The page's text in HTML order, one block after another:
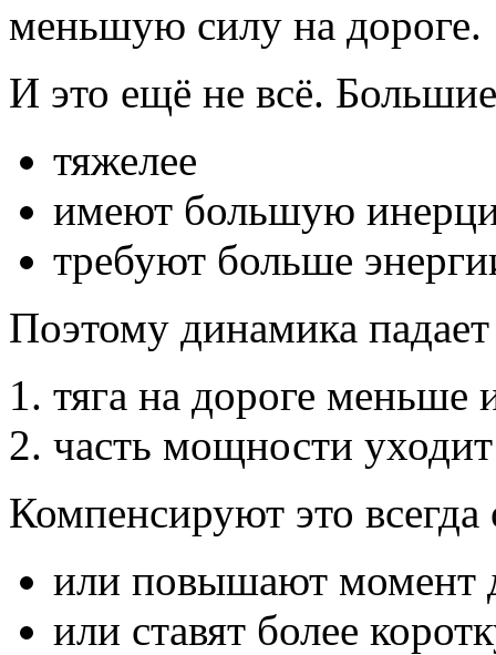
меньшую силу на дороге.
И это ещё не всё.
тяжелее
имеют большую
требуют больше
Поэтому динамика
тяга на дороге меньше
часть мощности
Компенсируют это всегда
или повышают момент
или ставят более